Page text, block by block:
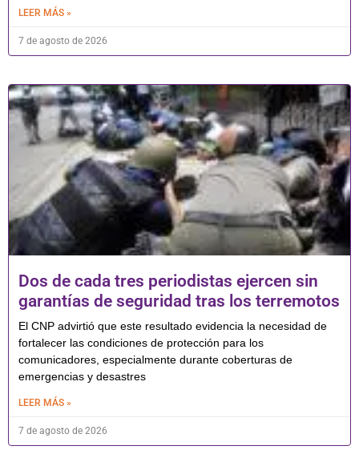
LEER MÁS »
7 de agosto de 2026
Dos de cada tres periodistas ejercen sin
garantías de seguridad tras los terremotos
El CNP advirtió que este resultado evidencia la necesidad de
fortalecer las condiciones de protección para los
comunicadores, especialmente durante coberturas de
emergencias y desastres
LEER MÁS »
7 de agosto de 2026